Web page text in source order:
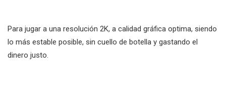
Para jugar a una resolución 2K, a calidad gráfica optima, siendo
lo más estable posible, sin cuello de botella y gastando el
dinero justo.